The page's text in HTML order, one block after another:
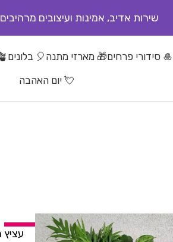
שירות אדיב, אמינות ועיצובים
🎍 סידורי פרחים🎁 מארזי מתנה 🎈 בלונים 🪴 עציצים | סחלבים
💘 יום האהבה
-10%
הוספה